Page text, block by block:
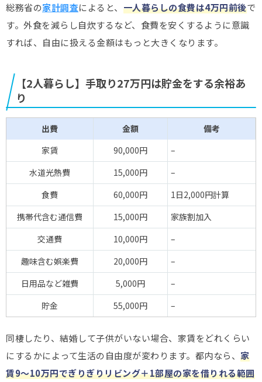
総務省の家計調査によると、 一人暮らしの食費は4万円前後で
す。外食を減らし自炊するなど、食費を安くするように意識
すれば、自由に扱える金額はもっと大きくなります。
【2人暮らし】手取り27万円は貯金をする余裕あ
り
出費 金額
備考
家賃
90,000円
–
水道光熱費
15,000円
–
食費
60,000円
1日2,000円計算
携帯代含む通信費
15,000円
家族割加入
交通費
10,000円
–
趣味含む娯楽費
20,000円
–
日用品など雑費
5,000円
–
貯金
55,000円 –
同棲したり、結婚して子供がいない場合、家賃をどれくらい
にするかによって生活の自由度が変わります。都内なら、 家
賃9～10万円でぎりぎりリビング＋1部屋の家を借りれる範囲